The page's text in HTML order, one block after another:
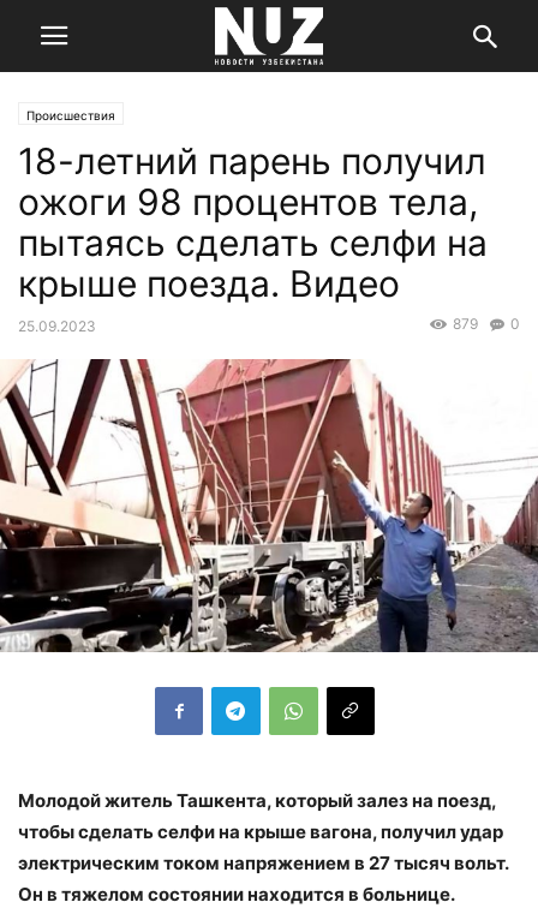
Происшествия
18-летний парень получил
ожоги 98 процентов тела,
пытаясь сделать селфи на
крыше поезда. Видео
25.09.2023 0
879
Молодой житель Ташкента, который залез на поезд,
чтобы сделать селфи на крыше вагона, получил удар
электрическим током напряжением в 27 тысяч вольт.
Он в тяжелом состоянии находится в больнице.